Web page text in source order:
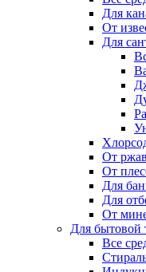
Для
От
Для
От
От
Для
Для
От
Для бытовой
Все